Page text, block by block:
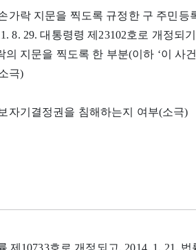
가락 지문을 찍도록 규정한 구 주민등
8. 29. 대통령령 제23102호로 개정되
지문을 찍도록 한 부분(이하 ‘이 사
극)
자기결정권을 침해하는지 여부(소극)
제10733호로 개정되고, 2014. 1. 21.